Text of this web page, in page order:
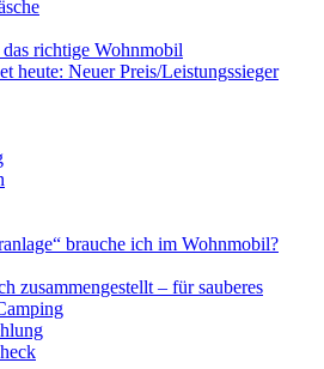
richtige Wohnmobil
heute: Neuer Preis/Leistungssieger
brauche ich im Wohnmobil?
zusammengestellt – für sauberes